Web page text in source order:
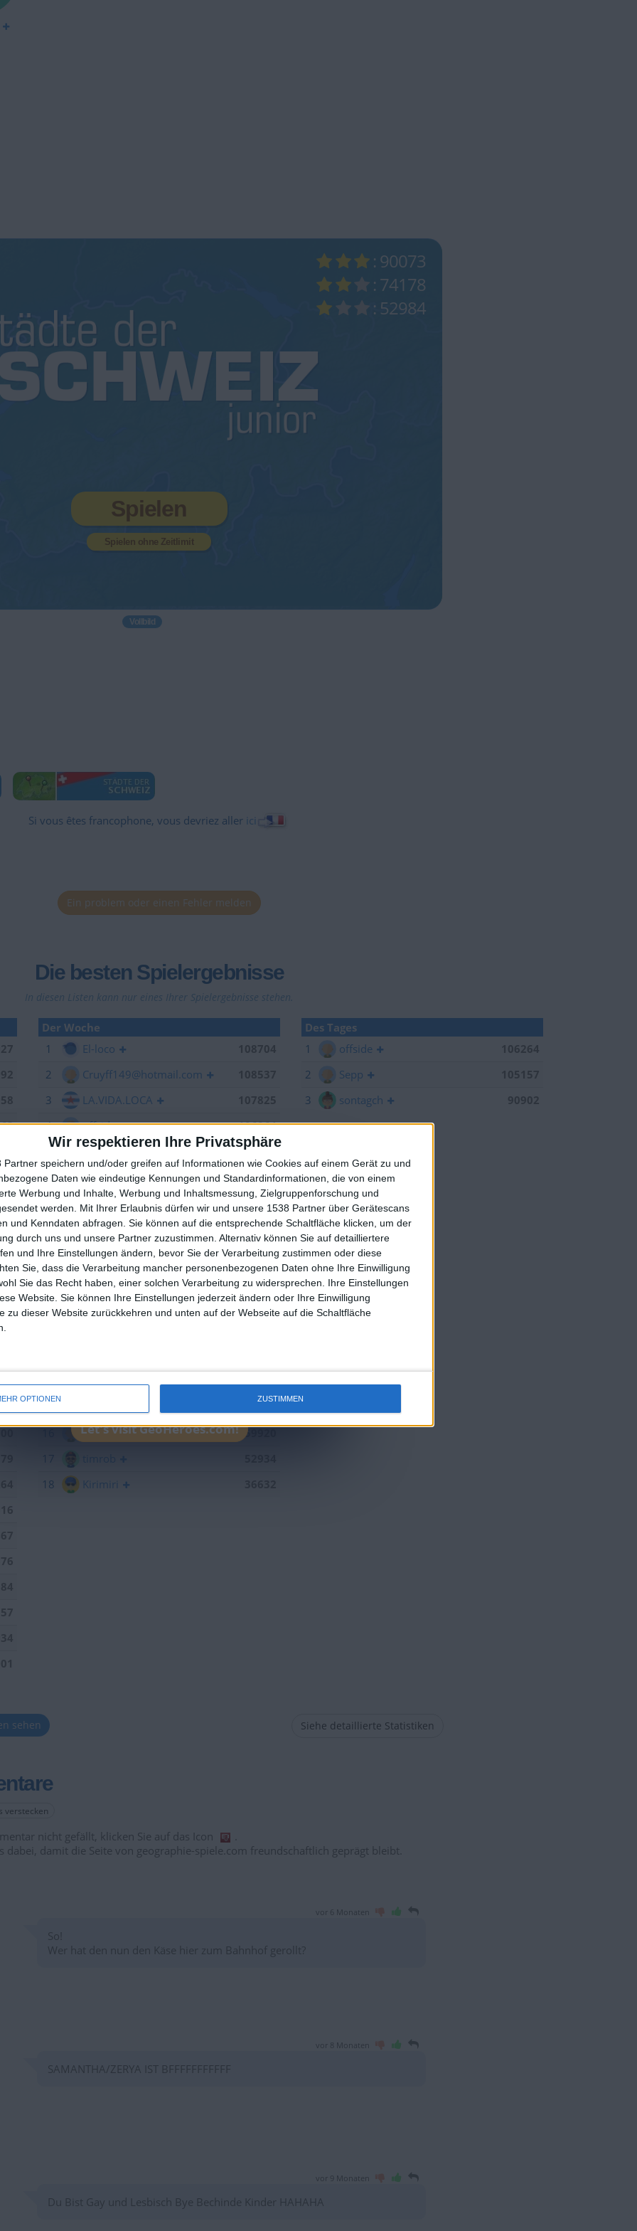
Wir respektieren Ihre Privatsphäre
Partner speichern und/oder greifen auf Informationen wie Cookies auf einem Gerät zu und
Daten wie eindeutige Kennungen und Standardinformationen, die von einem
Werbung und Inhalte, Werbung und Inhaltsmessung, Zielgruppenforschung und
werden.
Mit Ihrer Erlaubnis dürfen wir und unsere 1538 Partner über Gerätescans
und Kenndaten abfragen. Sie können auf die entsprechende Schaltfläche klicken, um der
durch uns und unsere Partner zuzustimmen. Alternativ können Sie auf detailliertere
und Ihre Einstellungen ändern, bevor Sie der Verarbeitung zustimmen oder diese
Sie, dass die Verarbeitung mancher personenbezogenen Daten ohne Ihre Einwilligung
Sie das Recht haben, einer solchen Verarbeitung zu widersprechen. Ihre Einstellungen
Website. Sie können Ihre Einstellungen jederzeit ändern oder Ihre Einwilligung
zu dieser Website zurückkehren und unten auf der Webseite auf die Schaltfläche
OPTIONEN ZUSTIMMEN
: 90073
: 74178
: 52984
Spielen
Spielen ohne Zeitlimit
Vollbild
Si vous êtes francophone, vous devriez aller ici
Ein problem oder einen Fehler melden
Die besten Spielergebnisse
In diesen Listen kann nur eines Ihrer Spielergebnisse stehen.
Der Woche
1
El-loco
108704
2
Cruyff149@hotmail.com
3
LA.VIDA.LOCA
107825
4
offside
106264
5
EnzRRh
105867
6
YB2018
105376
forest
105184
8
Sepp
105157
9
spotter
104520
10
ccn
102205
11
brunswiek
91629
14
iggypop
66889
R.Seifert
59920
17
18
Kirimiri
Des Tages
1
offside
106264
2
Sepp
3
sontagch 90902
sehen Siehe detaillierte Statistiken
verstecken
nicht gefällt, klicken Sie auf das Icon
dabei, damit die Seite von geographie-spiele.com freundschaftlich geprägt bleibt.
vor 6 Monaten
So!
Wer hat den nun den Käse hier zum Bahnhof gerollt?
vor 8 Monaten
SAMANTHA/ZERYA IST BFFFFFFFFFFF
vor 9 Monaten
Du Bist Gay und Lesbisch Bye Bechinde Kinder HAHAHA
🇺🇸 We noticed you’re visiting from
an English-speaking country
Join our American version now and be among
the firsts to submit your score on our
leaderboards!
Let's visit GeoHeroes.com!